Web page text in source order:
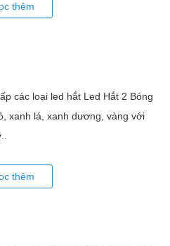
đèn quảng cáo, biển hiệu và các
liên hệ bộ phận CSKH của LED
hoàn toàn miễn phí!
thêm
các loại led hắt Led Hắt 2 Bóng
xanh lá, xanh dương, vàng với
thêm